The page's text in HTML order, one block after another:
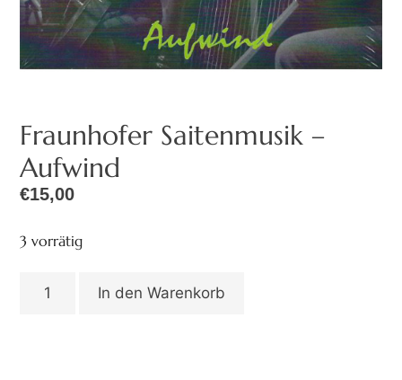
Fraunhofer Saitenmusik –
Aufwind
€15,00
3 vorrätig
In den Warenkorb